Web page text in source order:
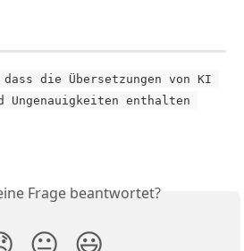
die Übersetzungen von KI
Ungenauigkeiten enthalten
Frage beantwortet?